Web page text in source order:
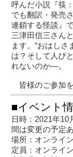
関
連
リ
ン
ク
ム
サ
イ
ト
マ
呼んだ小説『筷
でも翻訳・発売
連鎖する怪談』
三津田信三さん
ます。“おはしさ
は？そして人び
れないのか―。
皆様のご参加を
■イベント
日時：2021年10
間は変更の予定あ
場所：オンライ
定員：オンライ